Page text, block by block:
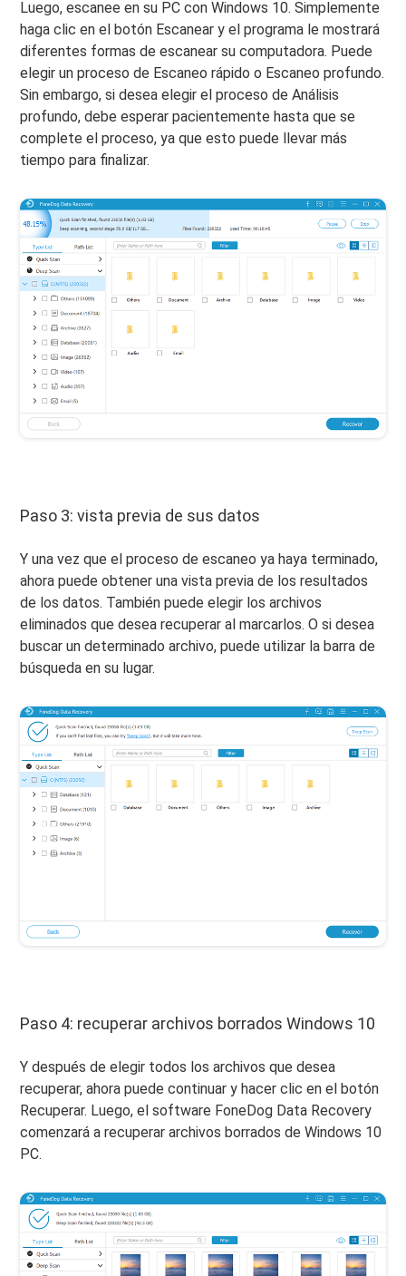
Luego, escanee en su PC con Windows 10. Simplemente
haga clic en el botón Escanear y el programa le mostrará
diferentes formas de escanear su computadora. Puede
elegir un proceso de Escaneo rápido o Escaneo profundo.
Sin embargo, si desea elegir el proceso de Análisis
profundo, debe esperar pacientemente hasta que se
complete el proceso, ya que esto puede llevar más
tiempo para finalizar.
Paso 3: vista previa de sus datos
Y una vez que el proceso de escaneo ya haya terminado,
ahora puede obtener una vista previa de los resultados
de los datos. También puede elegir los archivos
eliminados que desea recuperar al marcarlos. O si desea
buscar un determinado archivo, puede utilizar la barra de
búsqueda en su lugar.
Paso 4: recuperar archivos borrados Windows 10
Y después de elegir todos los archivos que desea
recuperar, ahora puede continuar y hacer clic en el botón
Recuperar. Luego, el software FoneDog Data Recovery
comenzará a recuperar archivos borrados de Windows 10
PC.